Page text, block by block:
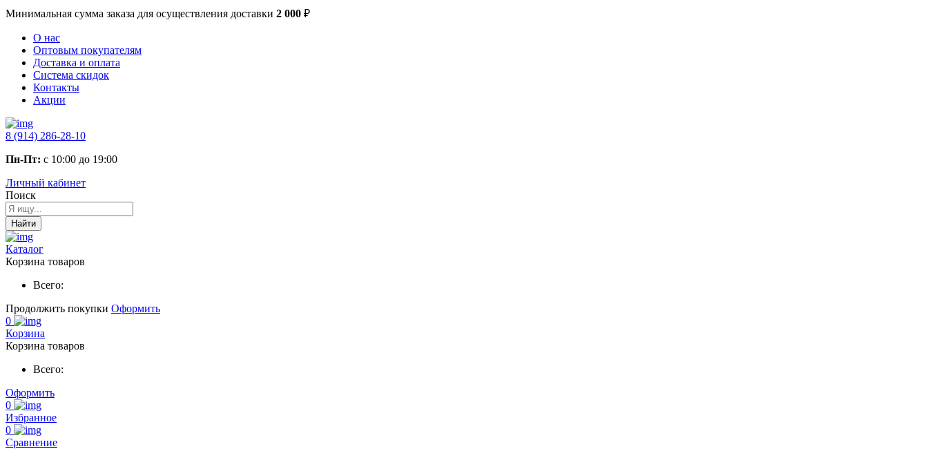
Минимальная сумма заказа для осуществления доставки 2 000 ₽
О нас
Оптовым покупателям
Доставка и оплата
Система скидок
Контакты
Акции
8 (914) 286-28-10
Пн-Пт: с 10:00 до 19:00
Личный кабинет
Поиск
Найти
Каталог
Корзина товаров
Всего:
Продолжить покупки Оформить
0
Корзина
Корзина товаров
Всего:
Оформить
0
Избранное
0
Сравнение